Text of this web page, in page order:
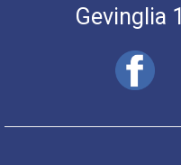
Gevinglia